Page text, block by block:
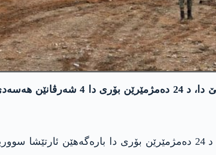
رەوانگەها سووری یا مافێن مرۆڤان (سۆهر) راگهاند، ئارتێشا ترکیێ د 24 دەمژمێرێن